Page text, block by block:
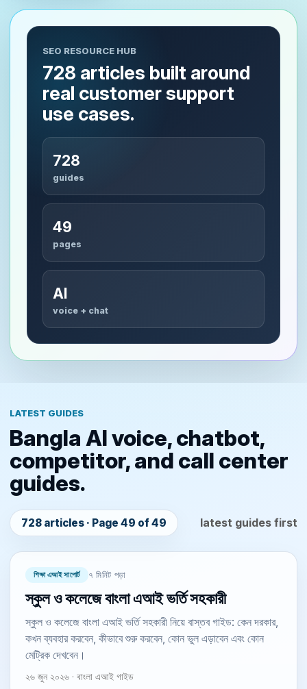
SEO RESOURCE HUB
728 articles built around
real customer support
use cases.
728
guides
49
pages
AI
voice + chat
LATEST GUIDES
Bangla AI voice, chatbot,
competitor, and call center
guides.
728 articles · Page 49 of 49 latest guides first
শিক্ষা এআই সাপোর্ট ৭ মিনিট পড়া
স্কুল ও কলেজে বাংলা এআই ভর্তি সহকারী
স্কুল ও কলেজে বাংলা এআই ভর্তি সহকারী নিয়ে বাস্তব গাইড: কেন দরকার,
কখন ব্যবহার করবেন, কীভাবে শুরু করবেন, কোন ভুল এড়াবেন এবং কোন
মেট্রিক দেখবেন।
২৬ জুন ২০২৬ · বাংলা এআই গাইড